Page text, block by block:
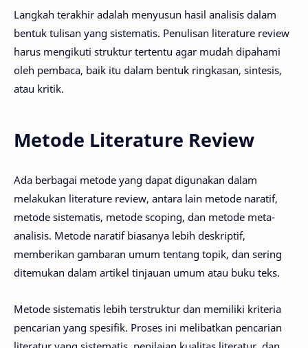
Langkah terakhir adalah menyusun hasil analisis dalam
bentuk tulisan yang sistematis. Penulisan literature review
harus mengikuti struktur tertentu agar mudah dipahami
oleh pembaca, baik itu dalam bentuk ringkasan, sintesis,
atau kritik.
Metode Literature Review
Ada berbagai metode yang dapat digunakan dalam
melakukan literature review, antara lain metode naratif,
metode sistematis, metode scoping, dan metode meta-
analisis. Metode naratif biasanya lebih deskriptif,
memberikan gambaran umum tentang topik, dan sering
ditemukan dalam artikel tinjauan umum atau buku teks.
Metode sistematis lebih terstruktur dan memiliki kriteria
pencarian yang spesifik. Proses ini melibatkan pencarian